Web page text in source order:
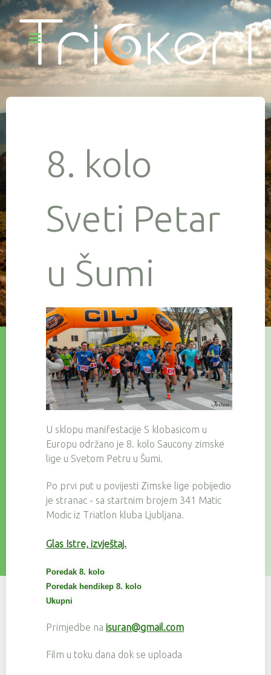
8. kolo
Sveti Petar
u Šumi
U sklopu manifestacije S klobasicom u
Europu održano je 8. kolo Saucony zimske
lige u Svetom Petru u Šumi.
Po prvi put u povijesti Zimske lige pobijedio
je stranac - sa startnim brojem 341 Matic
Modic iz Triatlon kluba Ljubljana.
Glas Istre, izvještaj.
Poredak 8. kolo
Poredak hendikep 8. kolo
Ukupni
Primjedbe na isuran@gmail.com
Film u toku dana dok se uploada